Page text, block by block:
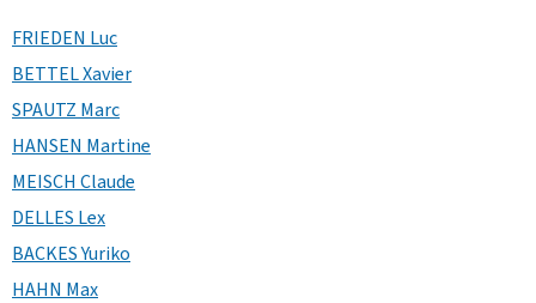
FRIEDEN Luc
BETTEL Xavier
SPAUTZ Marc
HANSEN Martine
MEISCH Claude
DELLES Lex
BACKES Yuriko
HAHN Max